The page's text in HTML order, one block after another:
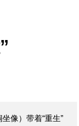
像）带着“重生”